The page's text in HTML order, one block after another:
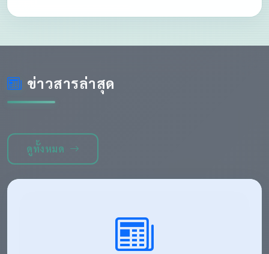
ข่าวสารล่าสุด
ดูทั้งหมด